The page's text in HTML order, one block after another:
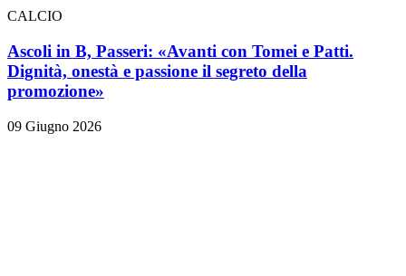
CALCIO
Ascoli in B, Passeri: «Avanti con Tomei e Patti.
Dignità, onestà e passione il segreto della
promozione»
09 Giugno 2026